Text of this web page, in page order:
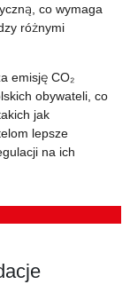
co wymaga
różnymi
emisję CO₂
obywateli, co
jak
lepsze
na ich